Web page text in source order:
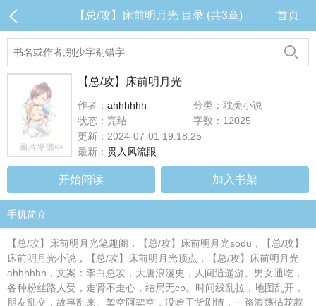
【总/攻】床前明月光 目录 (共3章) 首页
【总/攻】床前明月光
作者： ahhhhhh
分类：耽美小说
状态：完结
字数：12025
更新：2024-07-01 19:18:25
最新： 贯入风流眼
开始阅读 加入书架
手机简介
【总/攻】床前明月光笔趣阁，【总/攻】床前明月光sodu，【总/攻】
床前明月光小说，【总/攻】床前明月光顶点，【总/攻】床前明月光
ahhhhhh，文案：李白总攻，大唐浪漫史，人间逍遥游。男女通吃，
各种粉丝路人受，走肾不走心，结局无cp。时间线乱拉，地图乱开，
朋友乱交，故事乱来。架空阿架空，没啥干货剧情，一路浪荡拈花惹